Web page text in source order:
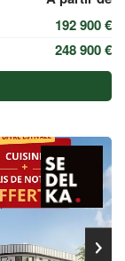
192 900 €
248 900 €